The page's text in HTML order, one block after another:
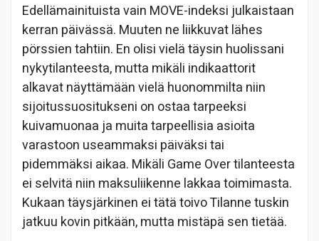
Edellämainituista vain MOVE-indeksi julkaistaan
kerran päivässä. Muuten ne liikkuvat lähes
pörssien tahtiin. En olisi vielä täysin huolissani
nykytilanteesta, mutta mikäli indikaattorit
alkavat näyttämään vielä huonommilta niin
sijoitussuositukseni on ostaa tarpeeksi
kuivamuonaa ja muita tarpeellisia asioita
varastoon useammaksi päiväksi tai
pidemmäksi aikaa. Mikäli Game Over tilanteesta
ei selvitä niin maksuliikenne lakkaa toimimasta.
Kukaan täysjärkinen ei tätä toivo Tilanne tuskin
jatkuu kovin pitkään, mutta mistäpä sen tietää.